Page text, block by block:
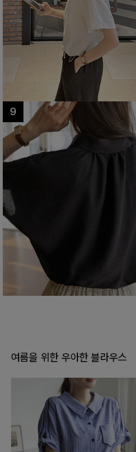
여름을 위한 우아한 블라우스